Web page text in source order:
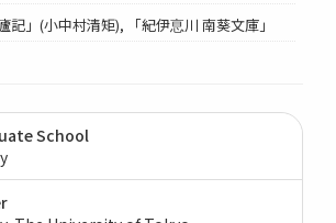
記」(小中村清矩), 「紀伊恴川 南葵文庫」
School